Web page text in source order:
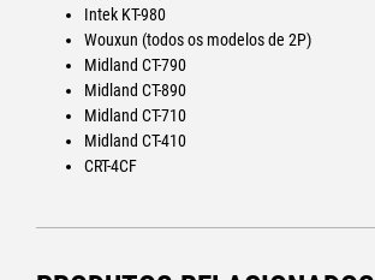
Intek KT-980
Wouxun (todos os modelos de 2P)
Midland CT-790
Midland CT-890
Midland CT-710
Midland CT-410
CRT-4CF